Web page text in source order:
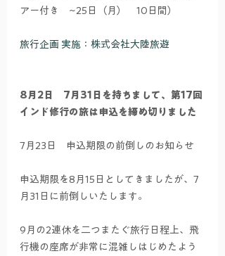
アー付き　~25日（月）　10日間）
旅行企画 実施：株式会社大陸旅遊
8月2日　7月31日を持ちまして、第17回
インド修行の旅は申込を締め切りました
7月23日　申込期限の前倒しのお知らせ
申込期限を8月15日としてきましたが、7
月31日に前倒しいたします。
9月の2連休を二つまたぐ旅行日程上、飛
行機の座席が非常に混雑しはじめたよう